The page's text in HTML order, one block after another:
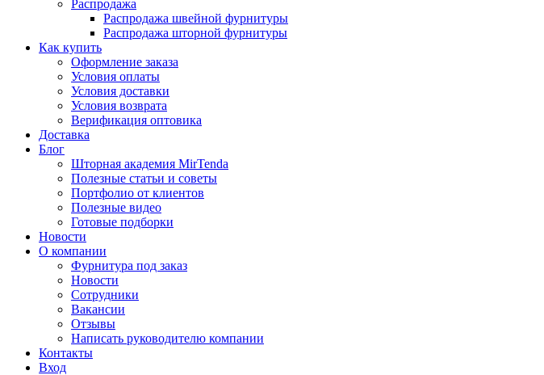
Распродажа
Распродажа швейной фурнитуры
Распродажа шторной фурнитуры
Как купить
Оформление заказа
Условия оплаты
Условия доставки
Условия возврата
Верификация оптовика
Доставка
Блог
Шторная академия MirTenda
Полезные статьи и советы
Портфолио от клиентов
Полезные видео
Готовые подборки
Новости
О компании
Фурнитура под заказ
Новости
Сотрудники
Вакансии
Отзывы
Написать руководителю компании
Контакты
Вход